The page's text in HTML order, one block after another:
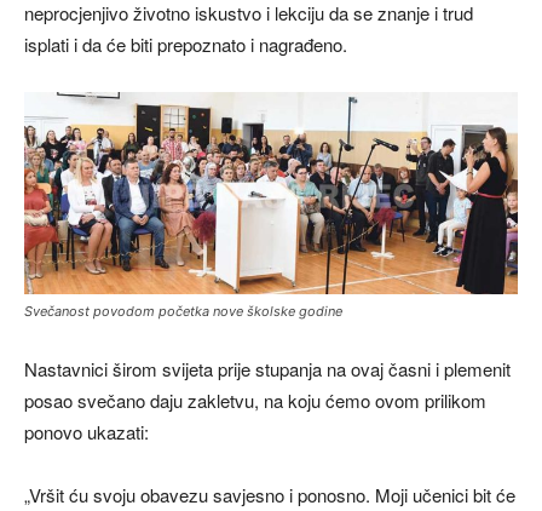
neprocjenjivo životno iskustvo i lekciju da se znanje i trud
isplati i da će biti prepoznato i nagrađeno.
Svečanost povodom početka nove školske godine
Nastavnici širom svijeta prije stupanja na ovaj časni i plemenit
posao svečano daju zakletvu, na koju ćemo ovom prilikom
ponovo ukazati:
„Vršit ću svoju obavezu savjesno i ponosno. Moji učenici bit će